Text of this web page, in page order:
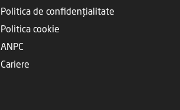
Politica de confidențialitate
Politica cookie
ANPC
Cariere